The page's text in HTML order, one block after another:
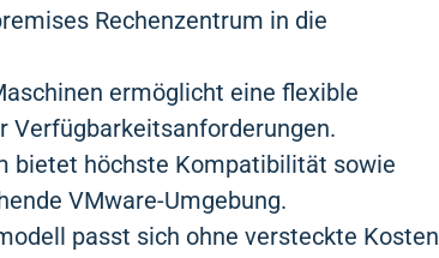
Rechenzentrum in die
ermöglicht eine flexible
Verfügbarkeitsanforderungen.
bietet höchste Kompatibilität sowie
VMware-Umgebung.
passt sich ohne versteckte Kosten